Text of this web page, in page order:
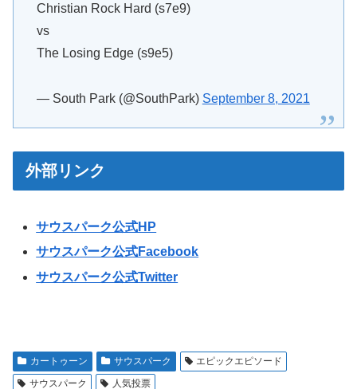
Christian Rock Hard (s7e9)
vs
The Losing Edge (s9e5)
— South Park (@SouthPark) September 8, 2021
外部リンク
サウスパーク公式HP
サウスパーク公式Facebook
サウスパーク公式Twitter
カートゥーン サウスパーク
エピックエピソード
サウスパーク
人気投票